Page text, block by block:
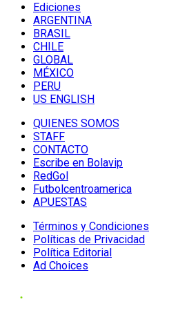
Ediciones
ARGENTINA
BRASIL
CHILE
GLOBAL
MÉXICO
PERU
US ENGLISH
QUIENES SOMOS
STAFF
CONTACTO
Escribe en Bolavip
RedGol
Futbolcentroamerica
APUESTAS
Términos y Condiciones
Políticas de Privacidad
Política Editorial
Ad Choices